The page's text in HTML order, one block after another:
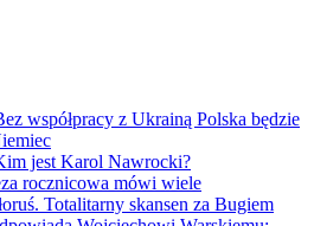
współpracy z Ukrainą Polska będzie
jest Karol Nawrocki?
rocznicowa mówi wiele
Totalitarny skansen za Bugiem